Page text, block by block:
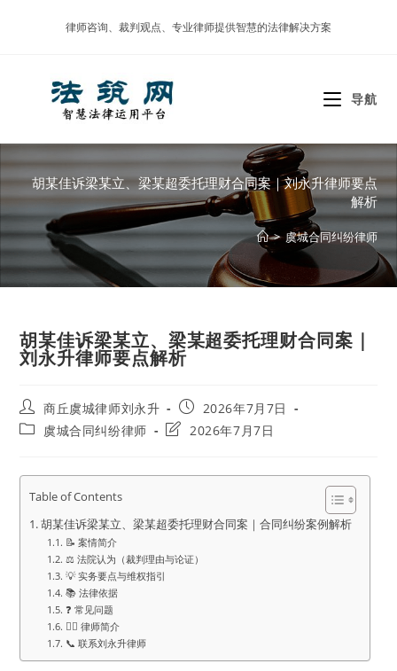
律师咨询、裁判观点、专业律师提供智慧的法律解决方案
导航
胡某佳诉梁某立、梁某超委托理财合同案｜刘永升律师要点
解析
> 虞城合同纠纷律师
胡某佳诉梁某立、梁某超委托理财合同案｜
刘永升律师要点解析
Post
author:
商丘虞城律师刘永升
Post
published:
2026年7月7日
Post虞城合同纠纷律师
Post2026年7月7日
Table of Contents
胡某佳诉梁某立、梁某超委托理财合同案｜合同纠纷案例解析
📝 案情简介
⚖️ 法院认为（裁判理由与论证）
💡 实务要点与维权指引
📚 法律依据
❓ 常见问题
👨‍⚖️ 律师简介
📞 联系刘永升律师